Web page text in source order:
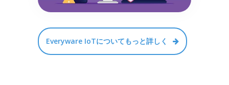
Everyware IoTについてもっと詳しく